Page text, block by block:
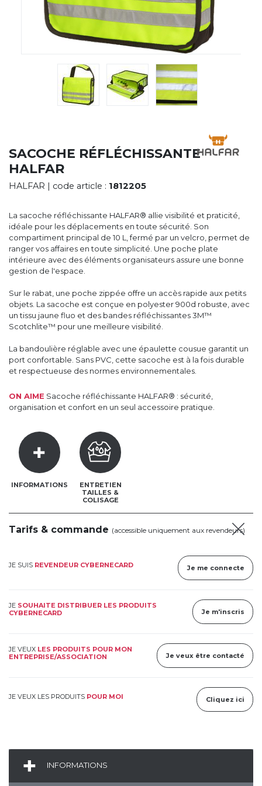
LA SOCIÉTÉ
SERVICES
ROADSHOWS, FORUM DES EXPERTS
MARQUES & CERTIFICATS
TECHNIQUES MARQUAGE
SACOCHE RÉFLÉCHISSANTE
HALFAR
HALFAR | code article : 1812205
La sacoche réfléchissante HALFAR® allie visibilité et praticité,
idéale pour les déplacements en toute sécurité. Son
compartiment principal de 10 L, fermé par un velcro, permet de
ranger vos affaires en toute simplicité. Une poche plate
intérieure avec des éléments organisateurs assure une bonne
gestion de l'espace.
Sur le rabat, une poche zippée offre un accès rapide aux petits
objets. La sacoche est conçue en polyester 900d robuste, avec
un tissu jaune fluo et des bandes réfléchissantes 3M™
Scotchlite™ pour une meilleure visibilité.
La bandoulière réglable avec une épaulette cousue garantit un
port confortable. Sans PVC, cette sacoche est à la fois durable
et respectueuse des normes environnementales.
ON AIME Sacoche réfléchissante HALFAR® : sécurité,
organisation et confort en un seul accessoire pratique.
INFORMATIONS
ENTRETIEN
TAILLES &
COLISAGE
Tarifs & commande (accessible uniquement aux revendeurs)
JE SUIS REVENDEUR CYBERNECARD Je me connecte
JE SOUHAITE DISTRIBUER LES PRODUITS
CYBERNECARD
Je m'inscris
JE VEUX LES PRODUITS POUR MON
ENTREPRISE/ASSOCIATION
Je veux être contacté
JE VEUX LES PRODUITS POUR MOI Cliquez ici
INFORMATIONS